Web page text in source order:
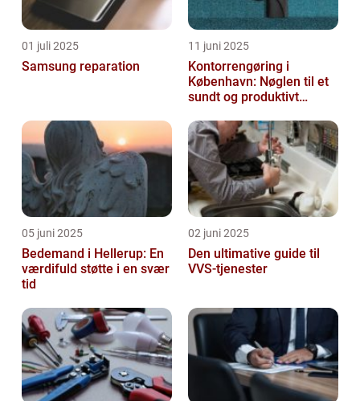
01 juli 2025
Samsung reparation
11 juni 2025
Kontorrengøring i
København: Nøglen til et
sundt og produktivt
05 juni 2025
Bedemand i Hellerup: En
værdifuld støtte i en svær
tid
02 juni 2025
Den ultimative guide til
VVS-tjenester